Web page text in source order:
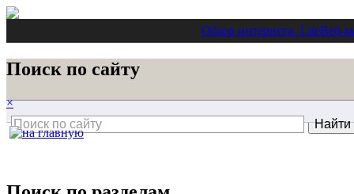
Обзор интернета- LiteВеб-
Поиск по сайту
×